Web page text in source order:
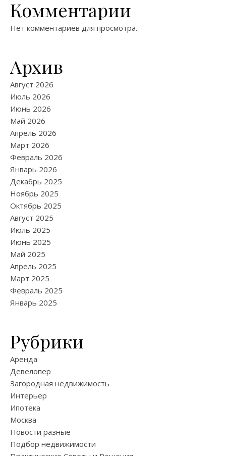
Комментарии
Нет комментариев для просмотра.
Архив
Август 2026
Июль 2026
Июнь 2026
Май 2026
Апрель 2026
Март 2026
Февраль 2026
Январь 2026
Декабрь 2025
Ноябрь 2025
Октябрь 2025
Август 2025
Июль 2025
Июнь 2025
Май 2025
Апрель 2025
Март 2025
Февраль 2025
Январь 2025
Рубрики
Аренда
Девелопер
Загородная недвижимость
Интерьер
Ипотека
Москва
Новости разные
Подбор недвижимости